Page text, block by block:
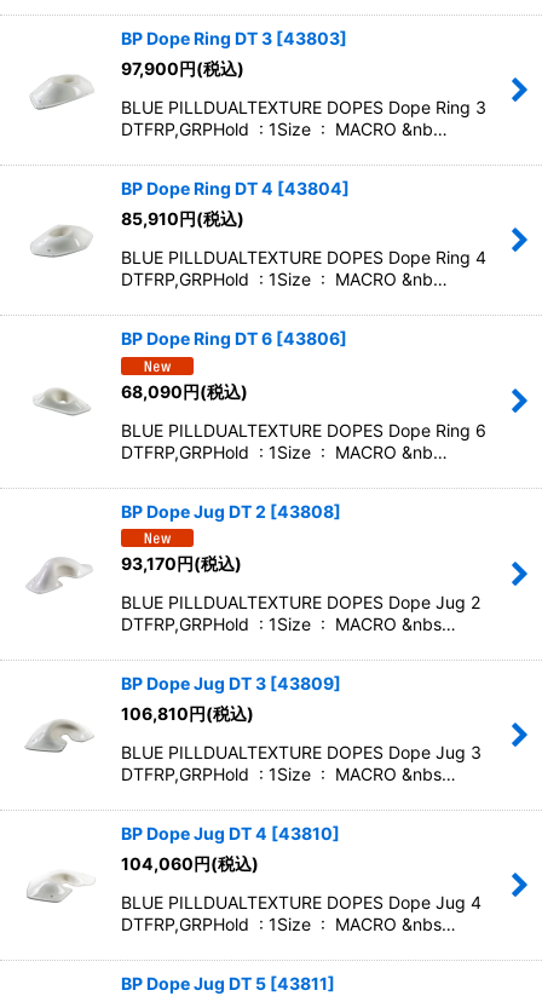
BP Dope Ring DT 3 [43803]
97,900円(税込)
BLUE PILLDUALTEXTURE DOPES Dope Ring 3
DTFRP,GRPHold : 1Size : MACRO &nb…
BP Dope Ring DT 4 [43804]
85,910円(税込)
BLUE PILLDUALTEXTURE DOPES Dope Ring 4
DTFRP,GRPHold : 1Size : MACRO &nb…
BP Dope Ring DT 6 [43806]
68,090円(税込)
BLUE PILLDUALTEXTURE DOPES Dope Ring 6
DTFRP,GRPHold : 1Size : MACRO &nb…
BP Dope Jug DT 2 [43808]
93,170円(税込)
BLUE PILLDUALTEXTURE DOPES Dope Jug 2
DTFRP,GRPHold : 1Size : MACRO &nbs…
BP Dope Jug DT 3 [43809]
106,810円(税込)
BLUE PILLDUALTEXTURE DOPES Dope Jug 3
DTFRP,GRPHold : 1Size : MACRO &nbs…
BP Dope Jug DT 4 [43810]
104,060円(税込)
BLUE PILLDUALTEXTURE DOPES Dope Jug 4
DTFRP,GRPHold : 1Size : MACRO &nbs…
BP Dope Jug DT 5 [43811]